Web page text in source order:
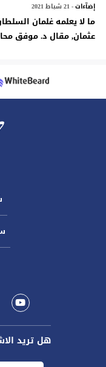
إضآءات- 21 شباط 2021
ما لا يعلمه غلمان
عثمان, مقال د. موفق
هل تريد